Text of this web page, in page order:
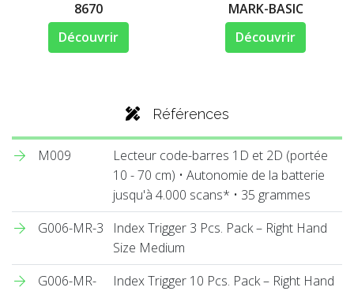
8670
Découvrir
MARK-BASIC
Découvrir
Références
M009
Lecteur code-barres 1D et 2D (portée
10 - 70 cm) • Autonomie de la batterie
jusqu'à 4.000 scans* • 35 grammes
G006-MR-3
Index Trigger 3 Pcs. Pack – Right Hand
Size Medium
G006-MR-
Index Trigger 10 Pcs. Pack – Right Hand